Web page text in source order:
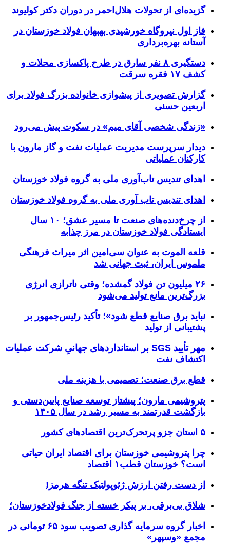
گزیده‌ای از تحولات هلال‌احمر در دوران دکتر کولیوند
فاز اول نیروگاه خورشیدی بهبهان فولاد خوزستان در
آستانه بهره‌برداری
دستگیری ۸ نفر سارق در طرح پاکسازی محلات و
کشف ۱۷ فقره سرقت
گزارش تصویری از پیشوازی خانواده بزرگ فولاد برای
اربعین حسنی
«زندگی شخصی آقای میم» در سکوت پیش می‌رود
دیدار سرپرست مدیریت عملیات نفت و گاز مارون با
کارکنان عملیاتی
اهدای تندیس تاب‌آوری ملی به گروه فولاد خوزستان
اهدای تندیس تاب آوری ملی به گروه فولاد خوزستان
از چرخ‌دنده‌های صنعت تا مسیر عشق؛ ۱۰ سال
ایستادگی فولاد خوزستان در مرز چذابه
قلعه الموت به عنوان سی‌امین اثر میراث‌ فرهنگی
ملموس ایران، ثبت جهانی شد
۲۶ میلیون تن فولاد گمشده؛ وقتی ناترازی انرژی
بزرگ‌ترین مانع تولید می‌شود
نباید برق صنایع قطع شود»؛ تأکید رئیس‌جمهور بر
پشتیبانی از تولید
مهر تأیید SGS بر استانداردهای جهانیِ شرکت عملیات
اکتشاف نفت
قطع برق صنعت؛ تصمیمی با هزینه ملی
پتروشیمی مارون؛ پیشتاز توسعه صنایع پایین‌دستی و
بازگشت قدرتمند به مسیر رشد در سال ۱۴۰۵
۵ استان جزو پرتحرک‌ترین اقتصاد‌های کشور
چرا پتروشیمی خوزستان برای اقتصاد ایران حیاتی
است؟ خوزستان قطب۱ اقتصاد
از دست رفتن ارزش ژئوپولتیک تنگه هرمز!
شلاق‌ بی‌برقی، بر پیکر خسته‌ از جنگ فولادخوزستان؛
اخبار گروه سرمایه گذاری تصویب سود ۶۵ تومانی در
مجمع «وسپهر»